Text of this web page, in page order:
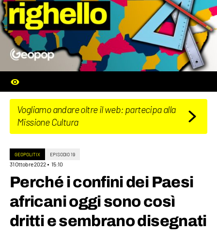
Vogliamo andare oltre il web: partecipa alla
Missione Cultura
GEOPOLITIX EPISODIO 19
31 Ottobre 2022 15:10
Perché i confini dei Paesi
africani oggi sono così
dritti e sembrano disegnati